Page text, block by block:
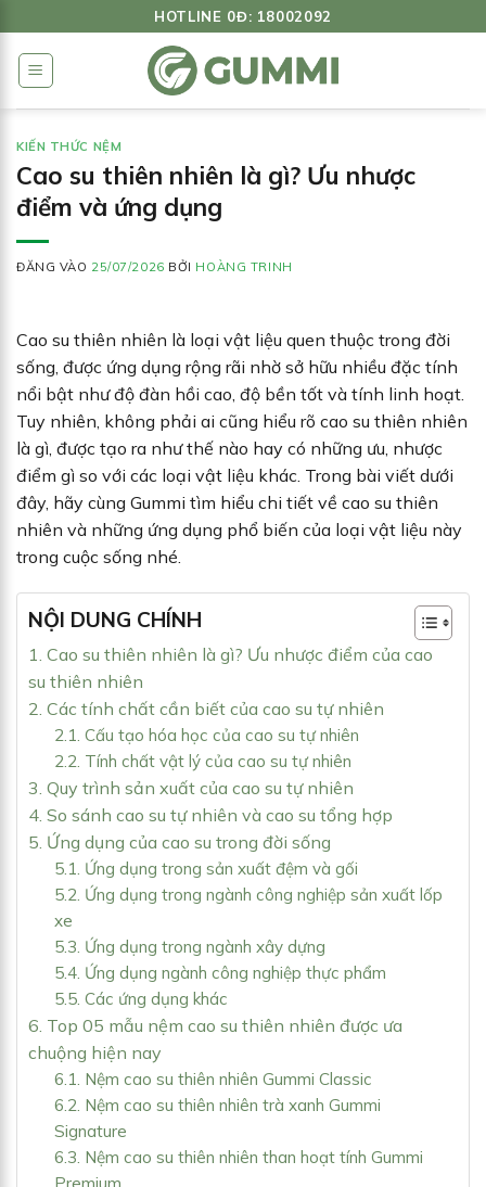
qua
dung
HOTLINE 0Đ: 18002092
KIẾN THỨC NỆM
Cao su thiên nhiên là gì? Ưu nhược
điểm và ứng dụng
ĐĂNG VÀO 25/07/2026 BỞI HOÀNG TRINH
Cao su thiên nhiên là loại vật liệu quen thuộc trong đời
sống, được ứng dụng rộng rãi nhờ sở hữu nhiều đặc tính
nổi bật như độ đàn hồi cao, độ bền tốt và tính linh hoạt.
Tuy nhiên, không phải ai cũng hiểu rõ cao su thiên nhiên
là gì, được tạo ra như thế nào hay có những ưu, nhược
điểm gì so với các loại vật liệu khác. Trong bài viết dưới
đây, hãy cùng Gummi tìm hiểu chi tiết về cao su thiên
nhiên và những ứng dụng phổ biến của loại vật liệu này
trong cuộc sống nhé.
NỘI DUNG CHÍNH
1. Cao su thiên nhiên là gì? Ưu nhược điểm của cao
su thiên nhiên
2. Các tính chất cần biết của cao su tự nhiên
2.1. Cấu tạo hóa học của cao su tự nhiên
2.2. Tính chất vật lý của cao su tự nhiên
3. Quy trình sản xuất của cao su tự nhiên
4. So sánh cao su tự nhiên và cao su tổng hợp
5. Ứng dụng của cao su trong đời sống
5.1. Ứng dụng trong sản xuất đệm và gối
5.2. Ứng dụng trong ngành công nghiệp sản xuất lốp
xe
5.3. Ứng dụng trong ngành xây dựng
5.4. Ứng dụng ngành công nghiệp thực phẩm
5.5. Các ứng dụng khác
6. Top 05 mẫu nệm cao su thiên nhiên được ưa
chuộng hiện nay
6.1. Nệm cao su thiên nhiên Gummi Classic
6.2. Nệm cao su thiên nhiên trà xanh Gummi
Signature
6.3. Nệm cao su thiên nhiên than hoạt tính Gummi